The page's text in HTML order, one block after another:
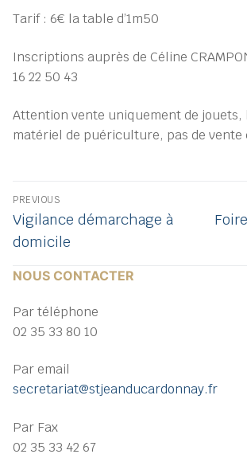
Tarif : 6€ la table d’1m50
Inscriptions auprès de Céline
16 22 50 43
Attention vente uniquement de jouets,
matériel de puériculture, pas de vente
Navigation
de
l’article
PREVIOUS
Previous
post:
Vigilance démarchage à
domicile
Next
NOUS CONTACTER
Par téléphone
02 35 33 80 10
Par email
secretariat@stjeanducardonnay.fr
Par Fax
02 35 33 42 67